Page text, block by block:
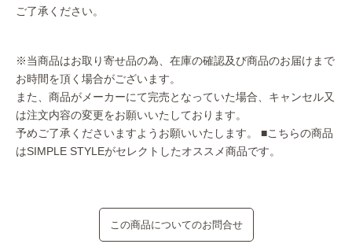
ご了承ください。
※当商品はお取り寄せ品の為、在庫の確認及び商品のお届けまで
お時間を頂く場合がございます。
また、商品がメーカーにて完売となっていた場合、キャンセル又
は注文内容の変更をお願いいたしております。
予めご了承くださいますようお願いいたします。 ■こちらの商品
はSIMPLE STYLEがセレクトしたオススメ商品です。
この商品についてのお問合せ